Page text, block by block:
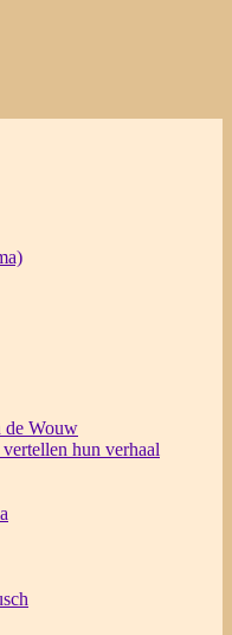
de Wouw
hun verhaal